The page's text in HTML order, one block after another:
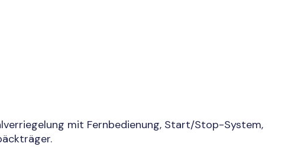
mit Fernbedienung, Start/Stop-System,